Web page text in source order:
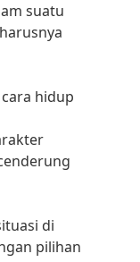
suatu
hidup
di
pilihan